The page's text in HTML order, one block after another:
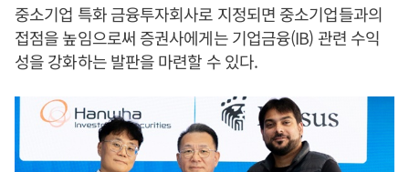
중소기업 특화 금융투자회사로 지정되면 중소기업들과의
접점을 높임으로써 증권사에게는 기업금융(IB) 관련 수익
성을 강화하는 발판을 마련할 수 있다.